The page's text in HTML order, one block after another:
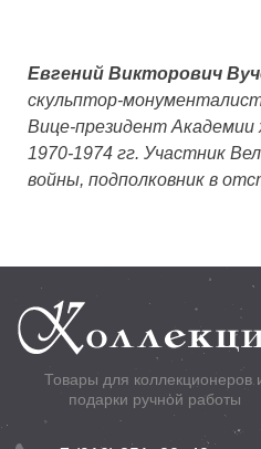
100
лет
со
дня
Евгений Викторович
скульптор-
Вице-президент
1970-1974 гг. Участник
войны, подполковник в
Товары для коллекционеров
подарки ручной работы